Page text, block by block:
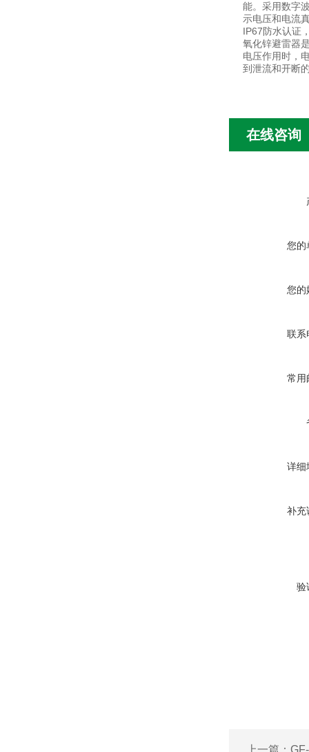
能。采用数字
示电压和电流
IP67防水认证
氧化锌避雷器
电压作用时，
到泄流和开断
在线咨询
您的
您的
联系
常用
详细
补充
验
上一篇：